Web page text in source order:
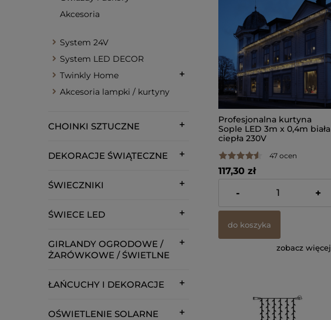
Akcesoria
System 24V
System LED DECOR
Twinkly Home
Akcesoria lampki / kurtyny
CHOINKI SZTUCZNE
DEKORACJE ŚWIĄTECZNE
ŚWIECZNIKI
ŚWIECE LED
GIRLANDY OGRODOWE /
ŻARÓWKOWE / ŚWIETLNE
ŁAŃCUCHY I DEKORACJE
OŚWIETLENIE SOLARNE
Profesjonalna kurtyna
Sople LED 3m x 0,4m biała
ciepła 230V
47 ocen
117,30 zł
zawiera 23% VAT, bez kosztów
- +
do koszyka
zobacz więcej